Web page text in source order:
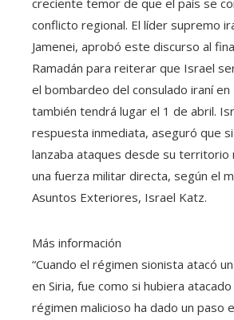
creciente temor de que el país se
conflicto regional. El líder supremo
Jamenei, aprobó este discurso al
Ramadán para reiterar que Israel
el bombardeo del consulado iraní en
también tendrá lugar el 1 de abril.
respuesta inmediata, aseguró que
lanzaba ataques desde su territorio
una fuerza militar directa, según el
Asuntos Exteriores, Israel Katz.
Más información
“Cuando el régimen sionista atacó
en Siria, fue como si hubiera
régimen malicioso ha dado un paso